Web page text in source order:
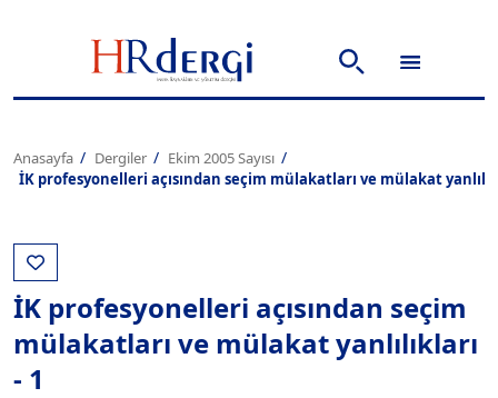
Anasayfa Dergiler
Ekim 2005 Sayısı
İK profesyonelleri açısından seçim mülakatları ve mülakat
İK profesyonelleri açısından seçim
mülakatları ve mülakat yanlılıkları
- 1